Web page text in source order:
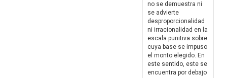
no se demuestra ni
se advierte
desproporcionalidad
ni irracionalidad en la
escala punitiva sobre
cuya base se impuso
el monto elegido. En
este sentido, este se
encuentra por debajo